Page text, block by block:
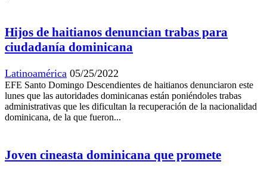
Hijos de haitianos denuncian trabas para
ciudadanía dominicana
Latinoamérica 05/25/2022
EFE Santo Domingo Descendientes de haitianos denunciaron este
lunes que las autoridades dominicanas están poniéndoles trabas
administrativas que les dificultan la recuperación de la nacionalidad
dominicana, de la que fueron...
Joven cineasta dominicana que promete